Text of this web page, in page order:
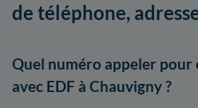
de téléphone,
Quel numéro appeler
avec EDF à Chauvigny ?